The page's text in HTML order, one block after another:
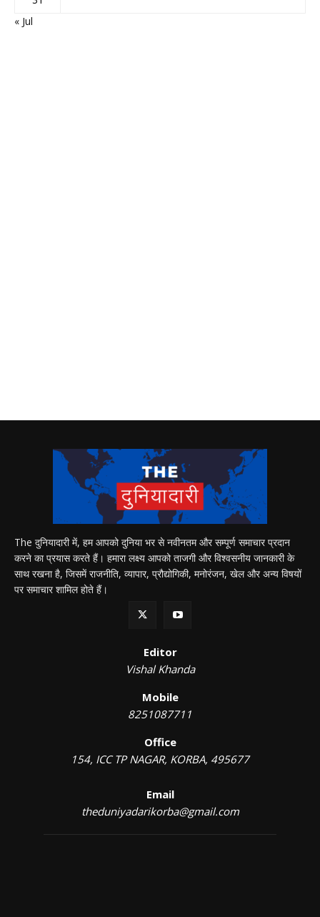
« Jul
The दुनियादारी में, हम आपको दुनिया भर से नवीनतम और सम्पूर्ण समाचार प्रदान
करने का प्रयास करते हैं। हमारा लक्ष्य आपको ताजगी और विश्वसनीय जानकारी के
साथ रखना है, जिसमें राजनीति, व्यापार, प्रौद्योगिकी, मनोरंजन, खेल और अन्य विषयों
पर समाचार शामिल होते हैं।
Editor
Vishal Khanda
Mobile
8251087711
Office
154, ICC TP NAGAR, KORBA, 495677
Email
theduniyadarikorba@gmail.com